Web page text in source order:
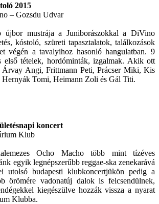
2015
– Gozsdu Udvar
újbor mustrája a Juniborászokkal a DiVino
kóstoló, szüreti tapasztalatok, találkozások
végén a tavalyihoz hasonló hangulatban. 9
első tételek, hordóminták, izgalmak. Akik ott
Árvay Angi, Frittmann Peti, Prácser Miki, Kis
Tomi, Heimann Zoli és Gál Titi.
koncert
Klub
Ocho Macho több mint tízéves
egyik legnépszerűbb reggae-ska zenekarává
utolsó budapesti klubkoncertjükön pedig a
örömére vadonatúj dalok is felcsendülnek,
kiegészülve hozzák vissza a nyarat
Klubba.